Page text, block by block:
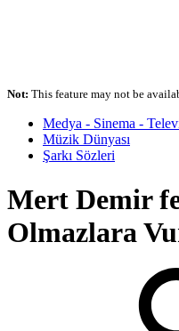
Not: This feature may not be
Medya - Sinema -
Müzik Dünyası
Şarkı Sözleri
Mert Demir
Olmazlara